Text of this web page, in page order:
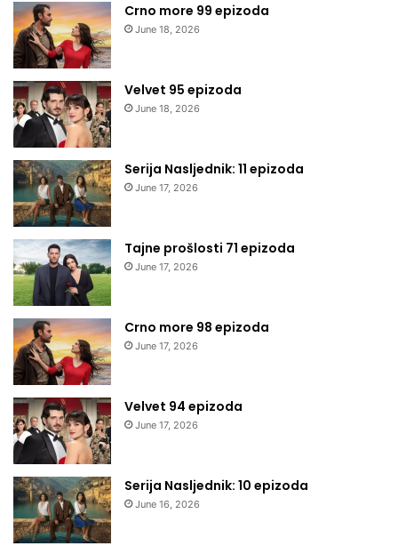
Crno more 99 epizoda
June 18, 2026
Velvet 95 epizoda
June 18, 2026
Serija Nasljednik: 11 epizoda
June 17, 2026
Tajne prošlosti 71 epizoda
June 17, 2026
Crno more 98 epizoda
June 17, 2026
Velvet 94 epizoda
June 17, 2026
Serija Nasljednik: 10 epizoda
June 16, 2026